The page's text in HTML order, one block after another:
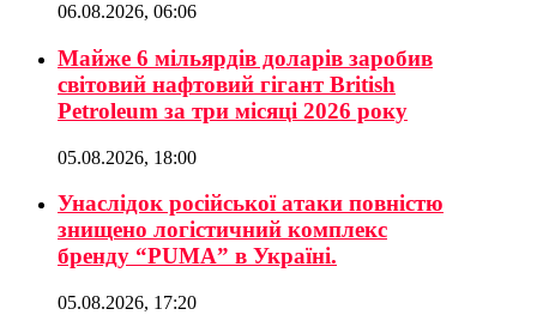
06.08.2026, 06:06
Майже 6 мільярдів доларів заробив
світовий нафтовий гігант British
Petroleum за три місяці 2026 року
05.08.2026, 18:00
Унаслідок російської атаки повністю
знищено логістичний комплекс
бренду “PUMA” в Україні.
05.08.2026, 17:20